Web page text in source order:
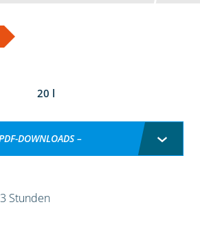
20 l
DOWNLOADS –
Stunden